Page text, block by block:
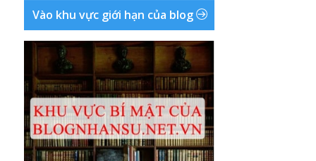
Vào khu vực giới hạn của blog